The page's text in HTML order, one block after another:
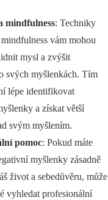
mindfulness: Techniky
vám mohou
mysl a zvýšit
svých myšlenkách. Tím
lépe identifikovat
a získat větší
svým myšlením.
pomoc: Pokud máte
myšlenky zásadně
život a sebedůvěru, může
vyhledat profesionální